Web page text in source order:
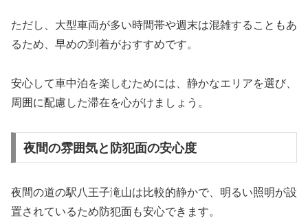
ただし、大型車両が多い時間帯や週末は混雑することもあ
るため、早めの到着がおすすめです。
安心して車中泊を楽しむためには、静かなエリアを選び、
周囲に配慮した滞在を心がけましょう。
夜間の雰囲気と防犯面の安心度
夜間の道の駅八王子滝山は比較的静かで、明るい照明が設
置されているため防犯面も安心できます。